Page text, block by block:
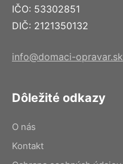
IČO: 53302851
DIČ: 2121350132
info@domaci-opravar.sk
Dôležité odkazy
O nás
Kontakt